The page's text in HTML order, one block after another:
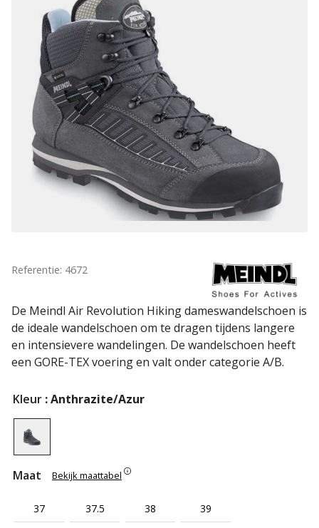
Referentie: 4672
De Meindl Air Revolution Hiking dameswandelschoen is
de ideale wandelschoen om te dragen tijdens langere
en intensievere wandelingen. De wandelschoen heeft
een GORE-TEX voering en valt onder categorie A/B.
Kleur : Anthrazite/Azur
Maat Bekijk maattabel
37 37.5 38 39